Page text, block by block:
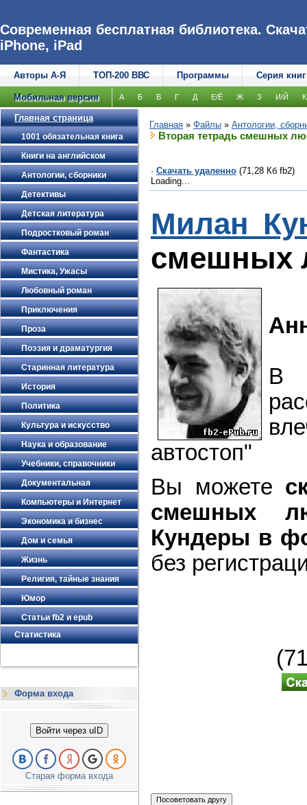
Современная бесплатная библиотека.
iPhone, iPad
Авторы А-Я ТОП-200 ВВС Программы Серия книг
Мобильная версия А Б В Г Д Е/Ё Ж З И/Й К
Главная страница
1001 обязательная книга
Книги на английском
Антологии, сборники
Детективы
Детская литература
Подростковый роман
Фантастика
Мистика, Ужасы
Любовный роман
Приключения
Проза
Поэзия и драматургия
Старинная литература
История
Политика
Культура и искусство
Наука и образование
Учебники, справочники
Документальная
Компьютеры и Интернет
Экономика и бизнес
Дом и семья
Жизнь
Религия, тайные знания
Юмор
Статьи fb2 и epub
Статистика
Форма входа
Войти через uID
Старая форма входа
Главная » Файлы » Антологии,
Вторая тетрадь смешных
· Скачать удаленно (71,28 Кб fb2)
Loading...
Милан
смешных
В
автостоп"
Вы можете
смешных
Кундеры в
без